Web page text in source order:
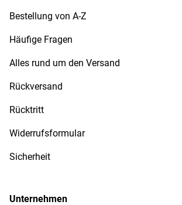
Bestellung von A-Z
Häufige Fragen
Alles rund um den Versand
Rückversand
Rücktritt
Widerrufsformular
Sicherheit
Unternehmen